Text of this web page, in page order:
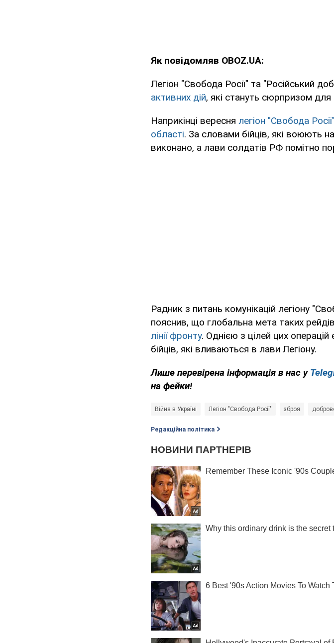
Як повідомляв OBOZ.UA:
Легіон "Свобода Росії" та "Російський
активних дій, які стануть сюрпризом
Наприкінці вересня легіон "Свобода
області. За словами бійців, які воюють
виконано, а лави солдатів РФ помітно
Радник з питань комунікацій легіону
пояснив, що глобальна мета таких
лінії фронту. Однією з цілей цих
бійців, які вливаються в лави Легіону.
Лише перевірена інформація в нас у
на фейки!
Війна в Україні Легіон "Свобода Росії" зброя
Редакційна політика